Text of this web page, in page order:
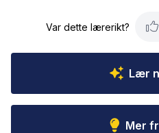
Var dette lærerikt?
Lær
Mer